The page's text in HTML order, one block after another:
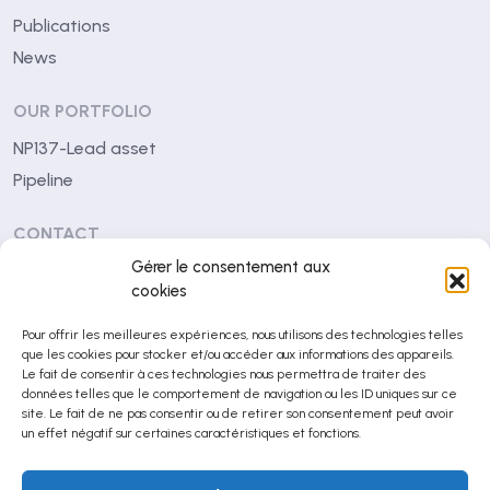
Gérer le consentement aux
cookies
Pour offrir les meilleures expériences, nous utilisons des technologies telles
que les cookies pour stocker et/ou accéder aux informations des appareils.
Le fait de consentir à ces technologies nous permettra de traiter des
données telles que le comportement de navigation ou les ID uniques sur ce
site. Le fait de ne pas consentir ou de retirer son consentement peut avoir
un effet négatif sur certaines caractéristiques et fonctions.
Publications
News
OUR PORTFOLIO
NP137-Lead asset
Pipeline
CONTACT
Centre Léon Bérard
69008 Lyon (France)
contact@netrispharma.com
+33 (0)4 78 78 29 53